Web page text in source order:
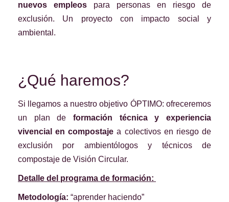
nuevos empleos para personas en riesgo de
exclusión. Un proyecto con impacto social y
ambiental.
¿Qué haremos?
Si llegamos a nuestro objetivo ÓPTIMO: ofreceremos
un plan de formación técnica y experiencia
vivencial en compostaje a colectivos en riesgo de
exclusión por ambientólogos y técnicos de
compostaje de Visión Circular.
Detalle del programa de formación:
Metodología: “aprender haciendo”